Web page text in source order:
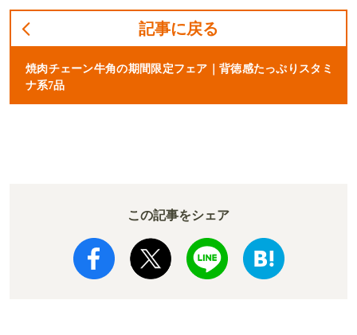
記事に戻る
焼肉チェーン牛角の期間限定フェア｜背徳感たっぷりスタミ
ナ系7品
この記事をシェア